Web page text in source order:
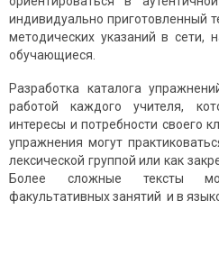
индивидуально приготовленный
методических указаний в сети,
обучающиеся.
Разработка каталога
работой каждого учителя,
интересы и потребности своего
упражнения могут
лексической группой или как
Более сложные тексты
факультативных занятий и в